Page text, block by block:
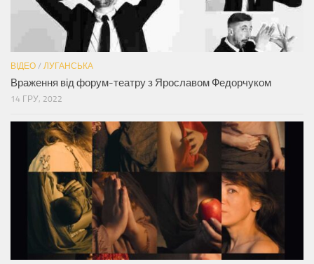
ВІДЕО / ЛУГАНСЬКА
Враження від форум-театру з Ярославом Федорчуком
14 ГРУ, 2022